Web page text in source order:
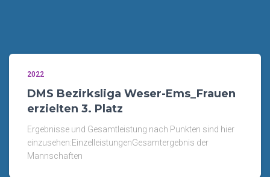
2022
DMS Bezirksliga Weser-Ems_Frauen
erzielten 3. Platz
Ergebnisse und Gesamtleistung nach Punkten sind hier
einzusehen:EinzelleistungenGesamtergebnis der
Mannschaften